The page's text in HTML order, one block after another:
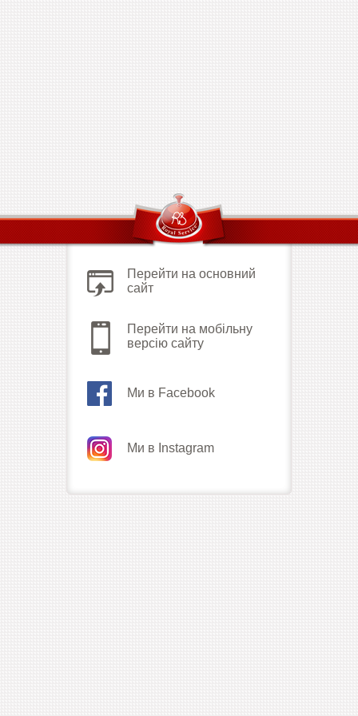
Перейти на основний
сайт
Перейти на мобільну
версію сайту
Ми в Facebook
Ми в Instagram